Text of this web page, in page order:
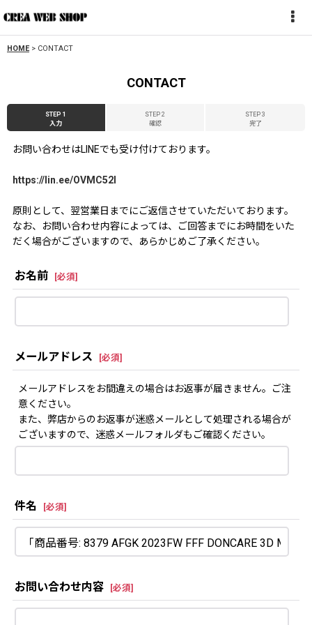
HOME > CONTACT
CONTACT
STEP 1
入力
STEP 2
確認
STEP 3
完了
お問い合わせはLINEでも受け付けております。
https://lin.ee/OVMC52l
原則として、翌営業日までにご返信させていただいております。
なお、お問い合わせ内容によっては、ご回答までにお時間をいた
だく場合がございますので、あらかじめご了承ください。
お名前 [必須]
メールアドレス [必須]
メールアドレスをお間違えの場合はお返事が届きません。ご注
意ください。
また、弊店からのお返事が迷惑メールとして処理される場合が
ございますので、迷惑メールフォルダもご確認ください。
件名 [必須]
お問い合わせ内容 [必須]